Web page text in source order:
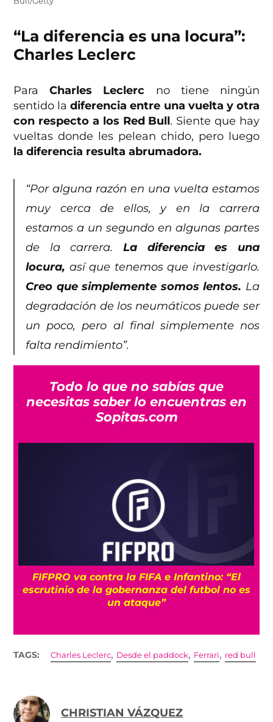
“La diferencia es una locura”:
Charles Leclerc
Para Charles Leclerc no tiene ningún
sentido ladiferencia entre una vuelta y otra
con respecto a los Red Bull. Siente que hay
vueltas donde les pelean chido, pero luego
la diferencia resulta abrumadora.
“Por alguna razón en una vuelta estamos
muy cerca de ellos, y en la carrera
estamos a un segundo en algunas partes
de la carrera. La diferencia es una
locura, así que tenemos que investigarlo.
Creo que simplemente somos lentos. La
degradación de los neumáticos puede ser
un poco, pero al final simplemente nos
falta rendimiento”.
Todo lo que no sabías que
necesitas saber lo encuentras en
Sopitas.com
FIFPRO va contra la FIFA e Infantino: “El
escrutinio de la gobernanza del futbol no es
un ataque”
TAGS: Charles Leclerc, Desde el paddock, Ferrari, red bull
CHRISTIAN VÁZQUEZ